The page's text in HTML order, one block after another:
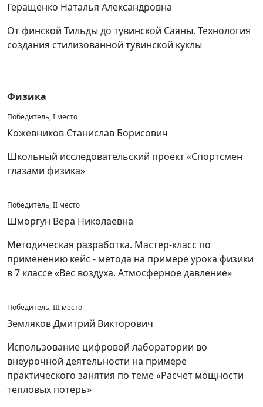
Геращенко Наталья Александровна
От финской Тильды до тувинской Саяны. Технология
создания стилизованной тувинской куклы
Физика
Победитель, I место
Кожевников Станислав Борисович
Школьный исследовательский проект «Спортсмен
глазами физика»
Победитель, II место
Шморгун Вера Николаевна
Методическая разработка. Мастер-класс по
применению кейс - метода на примере урока физики
в 7 классе «Вес воздуха. Атмосферное давление»
Победитель, III место
Земляков Дмитрий Викторович
Использование цифровой лаборатории во
внеурочной деятельности на примере
практического занятия по теме «Расчет мощности
тепловых потерь»